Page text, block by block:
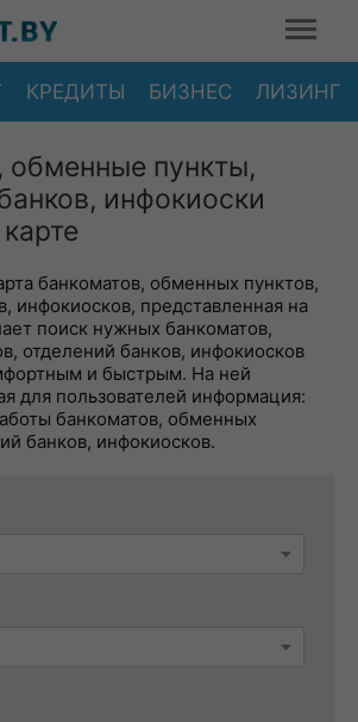
КРЕДИТЫ БИЗНЕС ЛИЗИНГ
обменные пункты,
инфокиоски
банкоматов, обменных пунктов,
инфокиосков, представленная на
поиск нужных банкоматов,
отделений банков, инфокиосков
и быстрым. На ней
для пользователей информация:
банкоматов, обменных
банков, инфокиосков.